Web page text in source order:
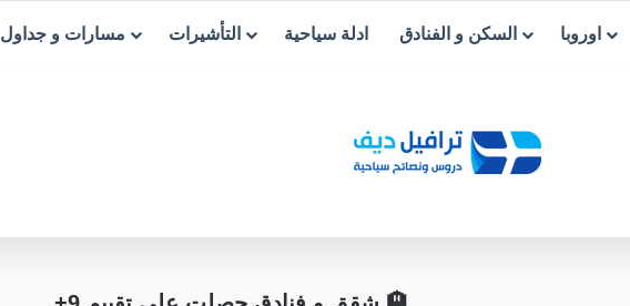
اوروبا السكن و الفنادق ادلة سياحية التأشيرات مسارات و جداول